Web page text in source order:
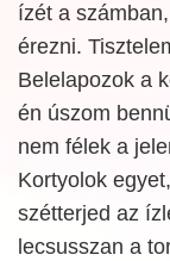
ízét a
érezni.
Belelapozok a
én úszom
nem félek a
Kortyolok
szétterjed az
lecsusszan a